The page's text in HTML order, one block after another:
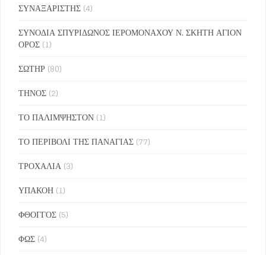
ΣΥΝΑΞΑΡΙΣΤΗΣ (4)
ΣΥΝΟΔΙΑ ΣΠΥΡΙΔΩΝΟΣ ΙΕΡΟΜΟΝΑΧΟΥ Ν. ΣΚΗΤΗ ΑΓΙΟΝ
ΟΡΟΣ (1)
ΣΩΤΗΡ (80)
ΤΗΝΟΣ (2)
ΤΟ ΠΑΛΙΜΨΗΣΤΟΝ (1)
ΤΟ ΠΕΡΙΒΟΛΙ ΤΗΣ ΠΑΝΑΓΙΑΣ (77)
ΤΡΟΧΑΛΙΑ (3)
ΥΠΑΚΟΗ (1)
ΦΘΟΓΓΟΣ (5)
ΦΩΣ (4)